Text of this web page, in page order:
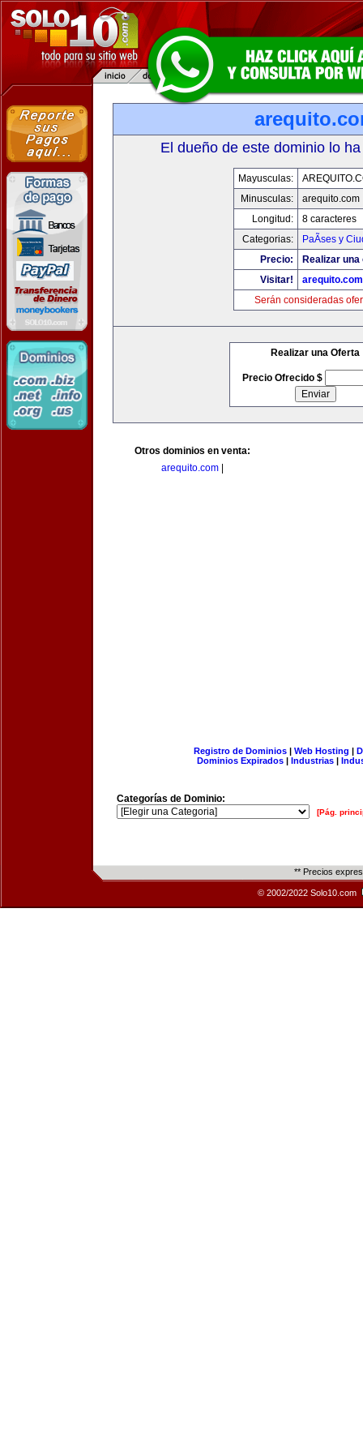
El dueño de este dominio lo
Mayusculas:
Minusculas:
arequito.com
Longitud:
8 caracteres
Categorias:
PaÃ­ses y
Precio:
Realizar
Visitar!
arequito.com
Serán consideradas
Realizar una Oferta
Precio Ofrecido $
Otros dominios en venta:
arequito.com
Registro de Dominios| Web Hosting |
Dominios Expirados | Industrias |
Categorías de Dominio:
[Pág.
** Precios
© 2002/2022 Solo10.com